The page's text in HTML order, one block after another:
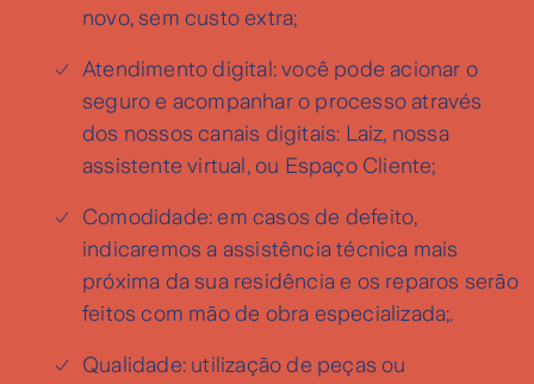
novo, sem custo extra;
Atendimento digital: você pode acionar o
seguro e acompanhar o processo através
dos nossos canais digitais: Laiz, nossa
assistente virtual, ou Espaço Cliente;
Comodidade: em casos de defeito,
indicaremos a assistência técnica mais
próxima da sua residência e os reparos serão
feitos com mão de obra especializada;.
Qualidade: utilização de peças ou